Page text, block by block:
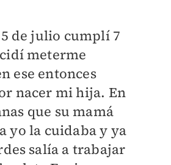
5 de julio cumplí 7
meterme
ese entonces
nacer mi hija. En
que su mamá
yo la cuidaba y ya
salía a trabajar